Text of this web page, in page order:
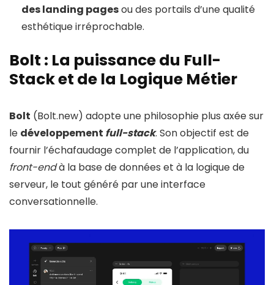
des landing pagesou des portails d’une qualité
esthétique irréprochable.
Bolt : La puissance du Full-
Stack et de la Logique Métier
Bolt (Bolt.new) adopte une philosophie plus axée sur
le développement full-stack. Son objectif est de
fournir l’échafaudage complet de l’application, du
front-endà la base de données et à la logique de
serveur, le tout généré par une interface
conversationnelle.